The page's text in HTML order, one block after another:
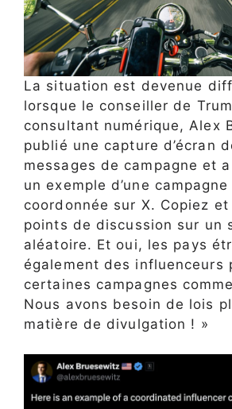
La situation est devenue
lorsque le conseiller de
consultant numérique, Alex
publié une capture d’écran
messages de campagne et
un exemple d’une
coordonnée sur X. Copiez
points de discussion sur un
aléatoire. Et oui, les pays
également des influenceurs
certaines campagnes
Nous avons besoin de lois
matière de divulgation ! »